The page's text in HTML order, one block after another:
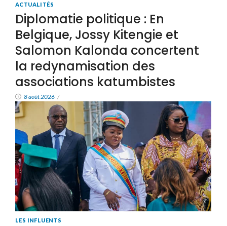
ACTUALITÉS
Diplomatie politique : En
Belgique, Jossy Kitengie et
Salomon Kalonda concertent
la redynamisation des
associations katumbistes
8 août 2026 /
LES INFLUENTS